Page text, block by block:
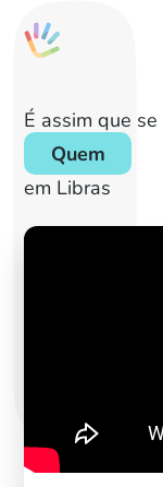
É assim que se
Quem
em Libras